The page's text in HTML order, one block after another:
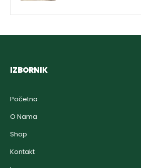
IZBORNIK
Početna
O Nama
Shop
Kontakt